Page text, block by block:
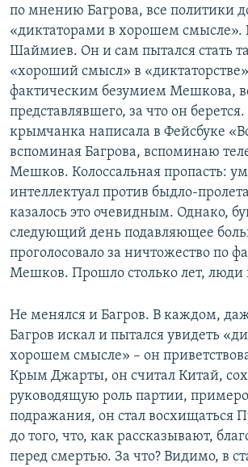
по мнению Багрова, все политики
«диктаторами в хорошем
Шаймиев. Он и сам пытался стать
«хороший смысл» в
фактическим безумием Мешкова,
представлявшего, за что он
крымчанка написала в Фейсбуке
вспоминая Багрова, вспоминаю
Мешков. Колоссальная пропасть:
интеллектуал против быдло-
казалось это очевидным. Однако,
следующий день подавляющее
проголосовало за ничтожество по
Мешков. Прошло столько лет, люди
Не менялся и Багров. В каждом,
Багров искал и пытался увидеть
хорошем смысле» – он
Крым Джарты, он считал Китай,
руководящую роль партии,
подражания, он стал восхищаться
до того, что, как рассказывают,
перед смертью. За что? Видимо, в